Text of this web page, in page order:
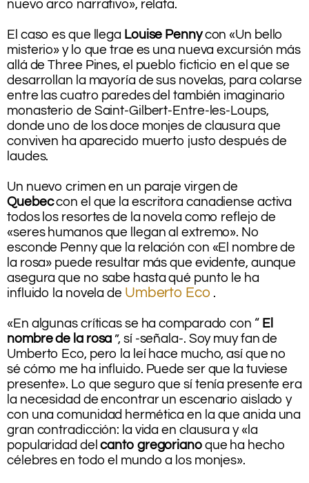
nuevo arco narrativo», relata.
El caso es que llega Louise Pennycon «Un bello
misterio» y lo que trae es una nueva excursión más
allá de Three Pines, el pueblo ficticio en el que se
desarrollan la mayoría de sus novelas, para colarse
entre las cuatro paredes del también imaginario
monasterio de Saint-Gilbert-Entre-les-Loups,
donde uno de los doce monjes de clausura que
conviven ha aparecido muerto justo después de
laudes.
Un nuevo crimen en un paraje virgen de
Quebeccon el que la escritora canadiense activa
todos los resortes de la novela como reflejo de
«seres humanos que llegan al extremo». No
esconde Penny que la relación con «El nombre de
la rosa» puede resultar más que evidente, aunque
asegura que no sabe hasta qué punto le ha
influido la novela de Umberto Eco .
«En algunas críticas se ha comparado con “El
nombre de la rosa”, sí -señala-. Soy muy fan de
Umberto Eco, pero la leí hace mucho, así que no
sé cómo me ha influido. Puede ser que la tuviese
presente». Lo que seguro que sí tenía presente era
la necesidad de encontrar un escenario aislado y
con una comunidad hermética en la que anida una
gran contradicción: la vida en clausura y «la
popularidad delcanto gregoriano que ha hecho
célebres en todo el mundo a los monjes».